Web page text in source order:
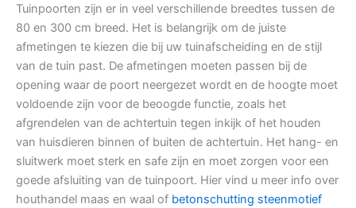
Tuinpoorten zijn er in veel verschillende breedtes tussen de
80 en 300 cm breed. Het is belangrijk om de juiste
afmetingen te kiezen die bij uw tuinafscheiding en de stijl
van de tuin past. De afmetingen moeten passen bij de
opening waar de poort neergezet wordt en de hoogte moet
voldoende zijn voor de beoogde functie, zoals het
afgrendelen van de achtertuin tegen inkijk of het houden
van huisdieren binnen of buiten de achtertuin. Het hang- en
sluitwerk moet sterk en safe zijn en moet zorgen voor een
goede afsluiting van de tuinpoort. Hier vind u meer info over
houthandel maas en waal of betonschutting steenmotief